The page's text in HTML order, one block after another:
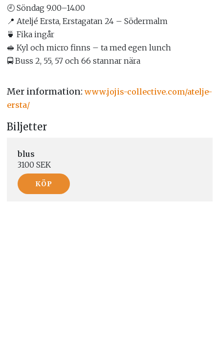
🕘 Söndag 9.00–14.00
📍 Ateljé Ersta, Erstagatan 24 – Södermalm
🍵 Fika ingår
🥪 Kyl och micro finns – ta med egen lunch
🚍 Buss 2, 55, 57 och 66 stannar nära
Mer information: www.jojis-collective.com/atelje-
ersta/
Biljetter
blus
3100 SEK
KÖP